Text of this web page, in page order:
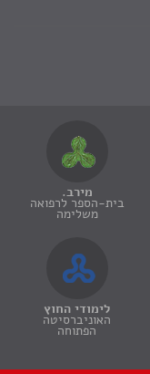
מירב.
בית-הספר לרפואה
משלימה
לימודי החוץ
האוניברסיטה
הפתוחה